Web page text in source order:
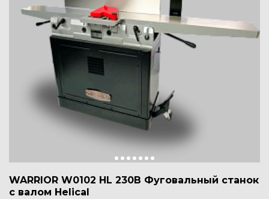
WARRIOR W0102 HL 230В Фуговальный станок
с валом Helical